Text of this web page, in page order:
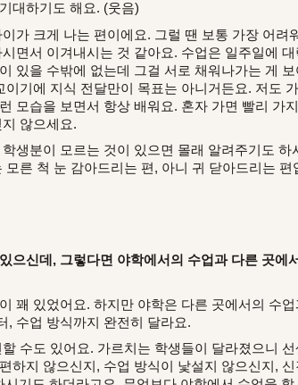
대하기도 해요. (웃음)
가 크게 나는 편이에요. 그럴 땐 보통 가장 어려
면서 이겨내시는 것 같아요. 수업은 일주일에
있을 수밖에 없는데 그걸 서로 채워나가는 게
기에 지식 전달만이 목표는 아니거든요. 저도
모습을 보면서 항상 배워요. 혼자 가면 빨리 가
않으세요.
생분이 모르는 것이 있으면 몰래 알려주기도
른 척 눈 감아드리는 편, 아니 귀 닫아드리는 편
으신데, 그렇다면 야학에서의 수업과 다른 곳에
꽤 있었어요. 하지만 야학은 다른 곳에서의 수
, 수업 방식까지 완전히 달라요.
수도 있어요. 가르치는 학생들이 달라졌으니
하지 않으신지, 수업 방식이 낯설지 않으신지,